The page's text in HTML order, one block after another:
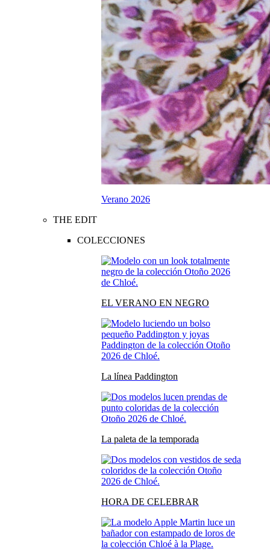
Verano 2026
THE EDIT
COLECCIONES
EL VERANO EN NEGRO
La línea Paddington
La paleta de la temporada
HORA DE CELEBRAR